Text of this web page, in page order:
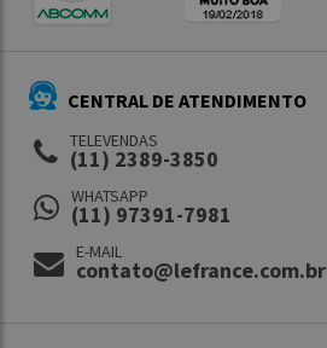
CENTRAL DE ATENDIMENTO
TELEVENDAS
(11) 2389-3850
WHATSAPP
(11) 97391-7981
E-MAIL
contato@lefrance.com.br